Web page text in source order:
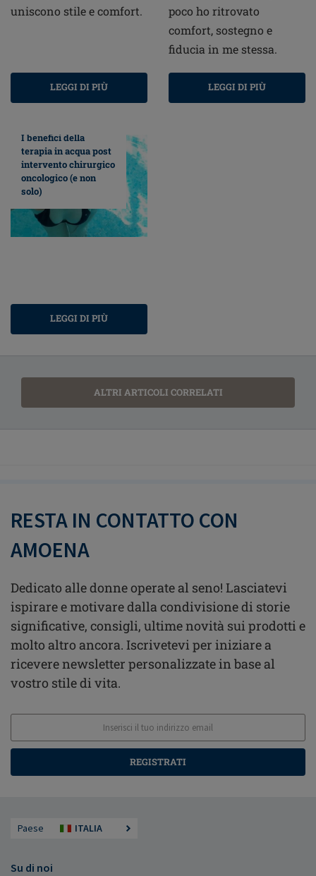
uniscono stile e comfort.
LEGGI DI PIÙ
poco ho ritrovato
comfort, sostegno e
fiducia in me stessa.
LEGGI DI PIÙ
I benefici della
terapia in acqua post
intervento chirurgico
oncologico (e non
solo)
LEGGI DI PIÙ
ALTRI ARTICOLI CORRELATI
RESTA IN CONTATTO CON
AMOENA
Dedicato alle donne operate al seno! Lasciatevi
ispirare e motivare dalla condivisione di storie
significative, consigli, ultime novità sui prodotti e
molto altro ancora. Iscrivetevi per iniziare a
ricevere newsletter personalizzate in base al
vostro stile di vita.
REGISTRATI
Paese ITALIA
Su di noi